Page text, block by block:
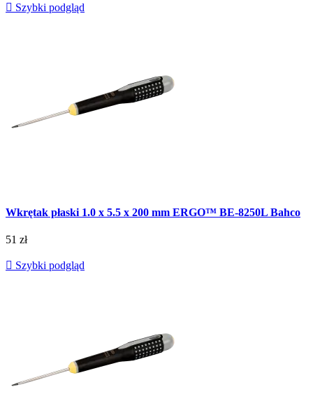
 Szybki podgląd
Wkrętak płaski 1.0 x 5.5 x 200 mm ERGO™ BE-8250L Bahco
51 zł
 Szybki podgląd